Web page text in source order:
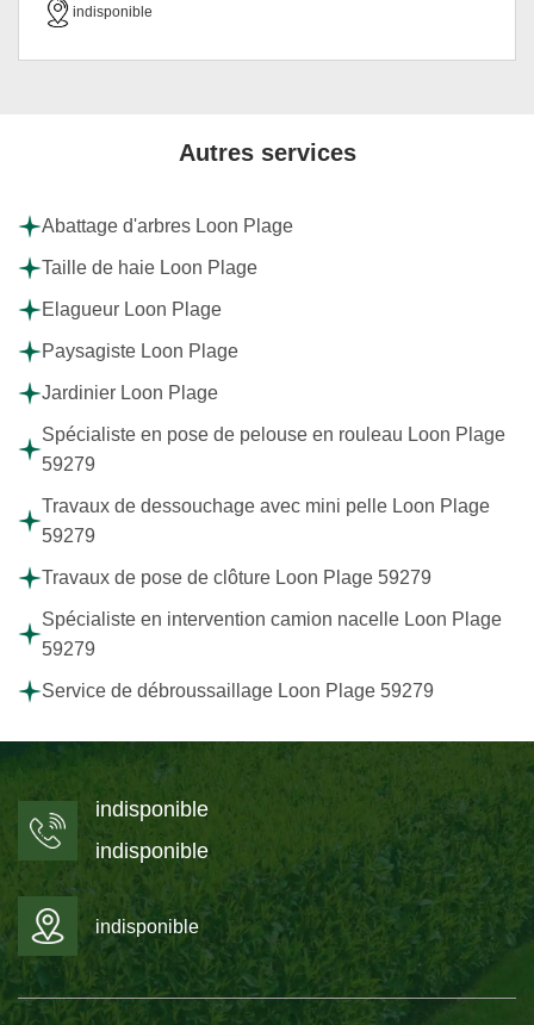
indisponible
Autres services
Abattage d'arbres Loon Plage
Taille de haie Loon Plage
Elagueur Loon Plage
Paysagiste Loon Plage
Jardinier Loon Plage
Spécialiste en pose de pelouse en rouleau Loon Plage
59279
Travaux de dessouchage avec mini pelle Loon Plage
59279
Travaux de pose de clôture Loon Plage 59279
Spécialiste en intervention camion nacelle Loon Plage
59279
Service de débroussaillage Loon Plage 59279
indisponible
indisponible
indisponible